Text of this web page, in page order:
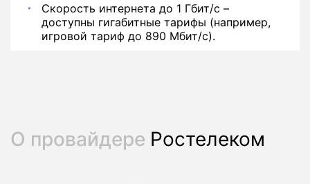
Скорость интернета до 1 Гбит/с –
доступны гигабитные тарифы (например,
игровой тариф до 890 Мбит/с).
О провайдере Ростелеком